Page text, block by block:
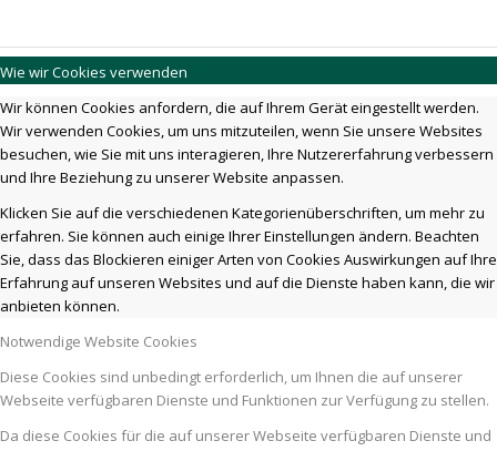
Wie wir Cookies verwenden
Wir können Cookies anfordern, die auf Ihrem Gerät eingestellt werden.
Wir verwenden Cookies, um uns mitzuteilen, wenn Sie unsere Websites
besuchen, wie Sie mit uns interagieren, Ihre Nutzererfahrung verbessern
und Ihre Beziehung zu unserer Website anpassen.
Klicken Sie auf die verschiedenen Kategorienüberschriften, um mehr zu
erfahren. Sie können auch einige Ihrer Einstellungen ändern. Beachten
Sie, dass das Blockieren einiger Arten von Cookies Auswirkungen auf Ihre
Erfahrung auf unseren Websites und auf die Dienste haben kann, die wir
anbieten können.
Notwendige Website Cookies
Diese Cookies sind unbedingt erforderlich, um Ihnen die auf unserer
Webseite verfügbaren Dienste und Funktionen zur Verfügung zu stellen.
Da diese Cookies für die auf unserer Webseite verfügbaren Dienste und